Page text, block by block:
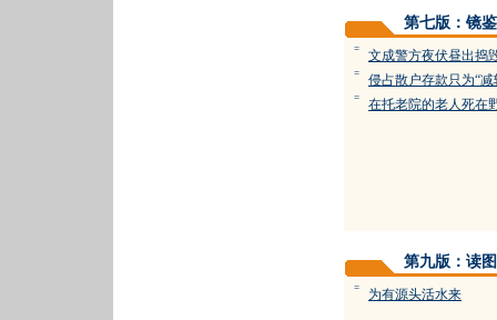
第七版：镜鉴
= 文成警方夜伏昼出捣
= 侵占散户存款只为“减
= 在托老院的老人死在
第九版：读图
= 为有源头活水来